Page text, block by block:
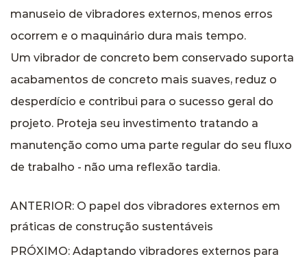
manuseio de vibradores externos, menos erros
ocorrem e o maquinário dura mais tempo.
Um vibrador de concreto bem conservado suporta
acabamentos de concreto mais suaves, reduz o
desperdício e contribui para o sucesso geral do
projeto. Proteja seu investimento tratando a
manutenção como uma parte regular do seu fluxo
de trabalho - não uma reflexão tardia.
ANTERIOR: O papel dos vibradores externos em
práticas de construção sustentáveis
PRÓXIMO: Adaptando vibradores externos para